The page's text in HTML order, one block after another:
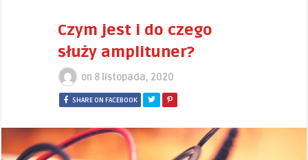
Czym jest i do czego
służy amplituner?
on 8 listopada, 2020
SHARE ON FACEBOOK